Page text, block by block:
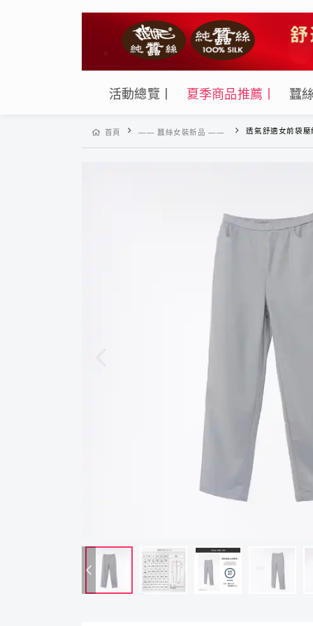
活動總覽丨 夏季商品推薦丨 蠶
首頁 —— 蠶絲女裝新品 —— 透氣舒適女前袋壓線設計